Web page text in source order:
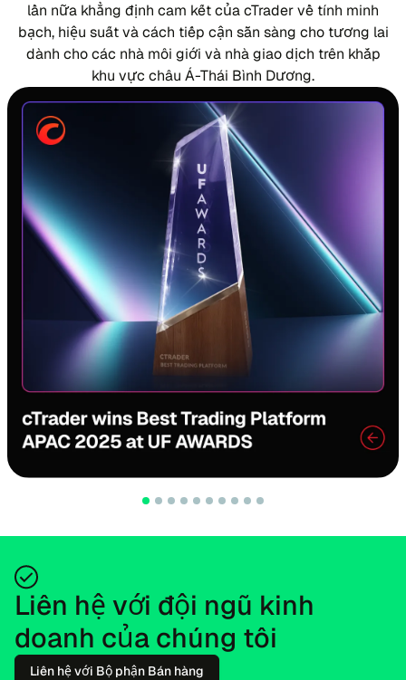
lần nữa khẳng định cam kết của cTrader về tính minh
bạch, hiệu suất và cách tiếp cận sẵn sàng cho tương lai
dành cho các nhà môi giới và nhà giao dịch trên khắp
khu vực châu Á-Thái Bình Dương.
Liên hệ với đội ngũ kinh
doanh của chúng tôi
Liên hệ với Bộ phận Bán hàng